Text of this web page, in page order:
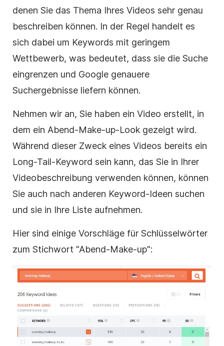
denen Sie das Thema Ihres Videos sehr genau
beschreiben können. In der Regel handelt es
sich dabei um Keywords mit geringem
Wettbewerb, was bedeutet, dass sie die Suche
eingrenzen und Google genauere
Suchergebnisse liefern können.
Nehmen wir an, Sie haben ein Video erstellt, in
dem ein Abend-Make-up-Look gezeigt wird.
Während dieser Zweck eines Videos bereits ein
Long-Tail-Keyword sein kann, das Sie in Ihrer
Videobeschreibung verwenden können, können
Sie auch nach anderen Keyword-Ideen suchen
und sie in Ihre Liste aufnehmen.
Hier sind einige Vorschläge für Schlüsselwörter
zum Stichwort "Abend-Make-up":